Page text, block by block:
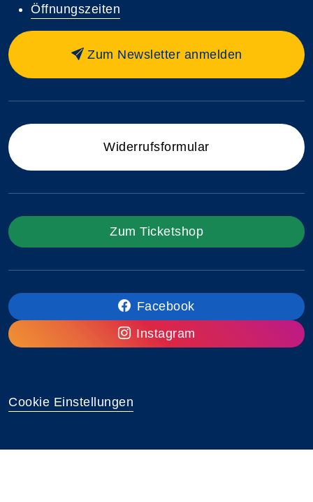
Öffnungszeiten
Zum Newsletter anmelden
Widerrufsformular
Zum Ticketshop
Facebook
Instagram
Cookie Einstellungen